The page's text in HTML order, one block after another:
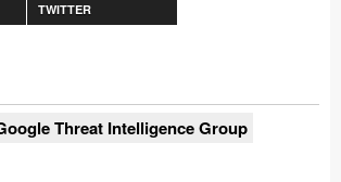
TWITTER
Threat Intelligence Group